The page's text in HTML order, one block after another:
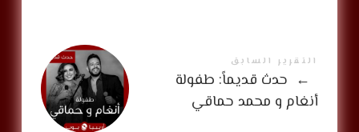
التقرير السابق
← ‏‎ حدث قديماً: طفولة
أنغام و محمد حماقي